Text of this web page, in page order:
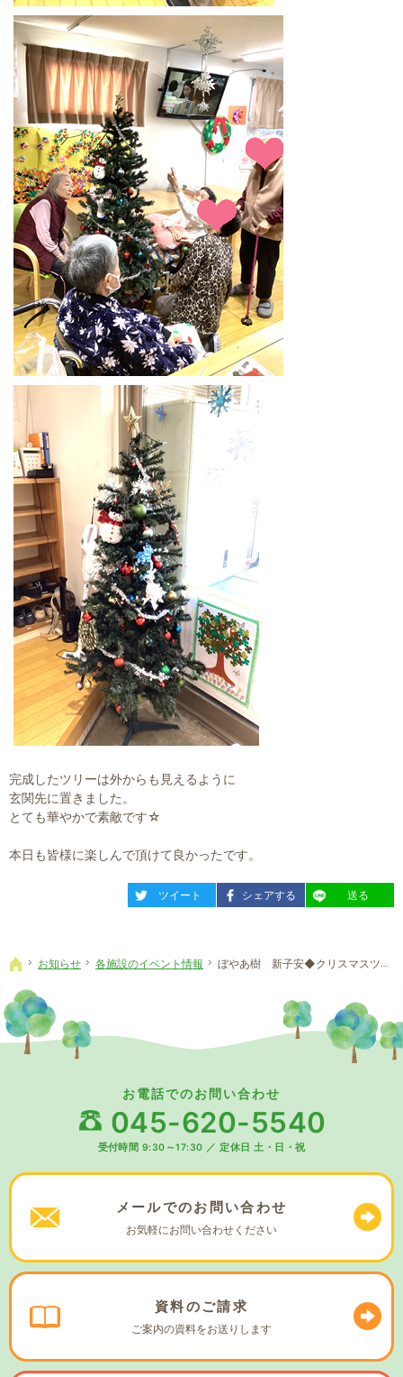
完成したツリーは外からも見えるように
玄関先に置きました。
とても華やかで素敵です☆
本日も皆様に楽しんで頂けて良かったです。
entry2353
ツイート entry2353
シェアする entry2353
送る
ホーム
お知らせ 各施設のイベント情報 ぼやあ樹 新子安◆クリスマスツリー
お電話でのお問い合わせ
045-620-5540
受付時間 9:30～17:30 ／ 定休日 土・日・祝
メールでのお問い合わせ
お気軽にお問い合わせください
資料のご請求
ご案内の資料をお送りします